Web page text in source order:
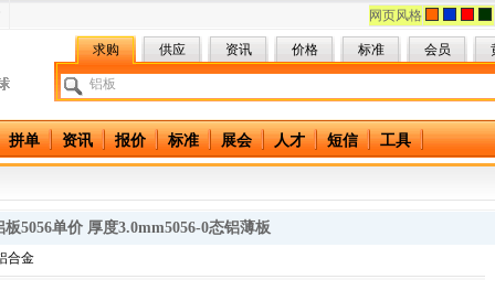
网页风格
求购 供应 资讯 价格 标准 会员
拼单 资讯 报价 标准 展会 人才 短信 工具
板5056单价 厚度3.0mm5056-0态铝薄板
合金